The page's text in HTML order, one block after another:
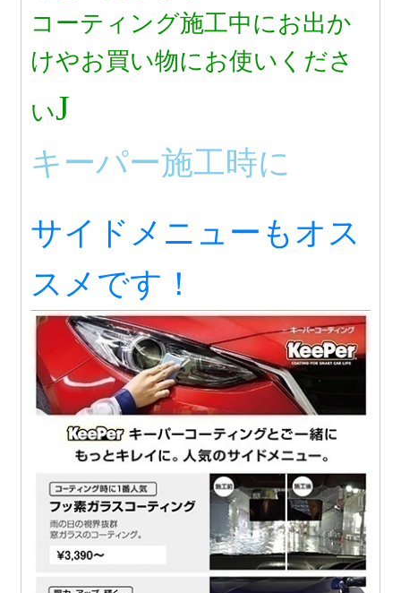
コーティング施工中にお出か
けやお買い物にお使いくださ
いJ
キーパー施工時に
サイドメニューもオス
スメです！